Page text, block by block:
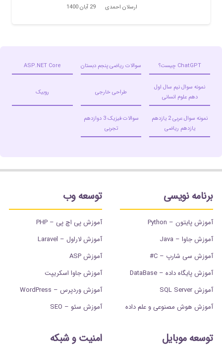
ارسلان احمدی 29 آبان 1400
ChatGPT چیست؟ سوالات ریاضی پنجم دبستان ASP.NET Core
نمونه سوال نیم سال اول
دهم علوم انسانی
طراحی خارجی روبیک
نمونه سوال عربی 2 یازدهم
یازدهم ریاضی
سوالات فیزیک 3 دوازدهم
تجربی
برنامه نویسی
آموزش پایتون – Python
آموزش جاوا – Java
آموزش سی شارپ – C#
آموزش پایگاه داده – DataBase
آموزش SQL Server
آموزش هوش مصنوعی و علم داده
توسعه وب
آموزش پی اچ پی – PHP
آموزش لاراول – Laravel
آموزش ASP
آموزش جاوا اسکریپت
آموزش وردپرس – WordPress
آموزش سئو – SEO
توسعه موبایل امنیت و شبکه